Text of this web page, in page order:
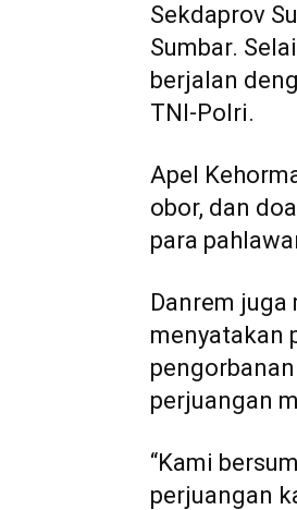
Sekdaprov
Sumbar.
berjalan
TNI-Polri.
Apel
obor, dan
para
Danrem
menyatakan
perjuangan
“Kami
perjuangan